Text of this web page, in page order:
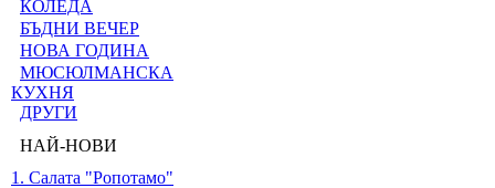
КОЛЕДА
БЪДНИ ВЕЧЕР
НОВА ГОДИНА
МЮСЮЛМАНСКА
КУХНЯ
ДРУГИ
НАЙ-НОВИ
1. Салата "Ропотамо"